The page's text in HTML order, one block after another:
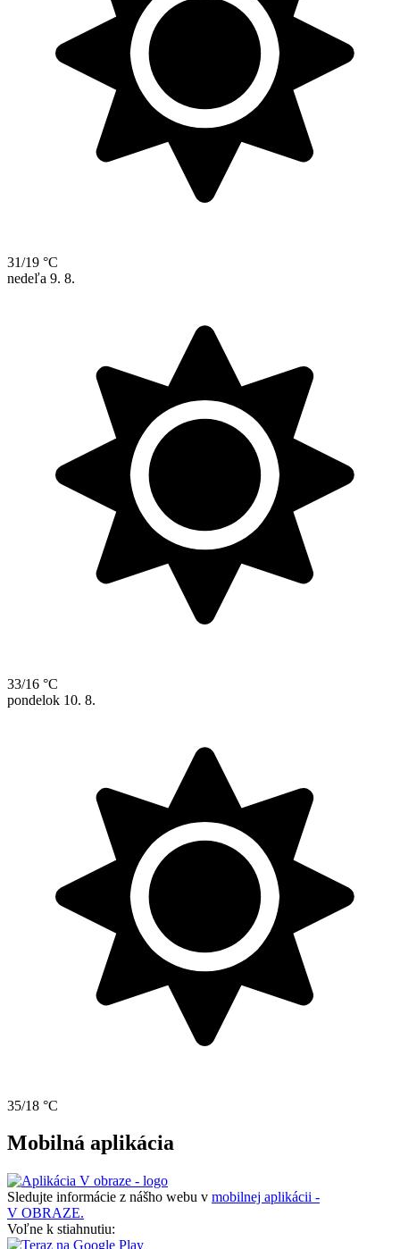
31/19 °C
nedeľa 9. 8.
33/16 °C
pondelok 10. 8.
35/18 °C
Mobilná aplikácia
Sledujte informácie z nášho webu v mobilnej aplikácii -
V OBRAZE.
Voľne k stiahnutiu: